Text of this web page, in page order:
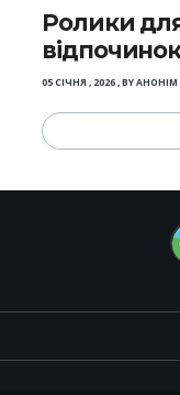
Ролики
05 СІЧНЯ , 2026,BYАНОНІМ